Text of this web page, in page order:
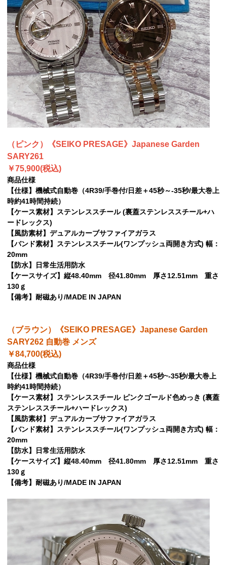
（ピンク）《SEIKO PRESAGE》Japanese Garden
SARY261
￥75,900(税込)
商品仕様
【仕様】機械式自動巻（4R39/手巻付/日差＋45秒～-35秒/最大巻上
時約41時間持続）
【ケース素材】ステンレススチール (裏蓋ステンレススチール+ハ
ードレックス)
【風防素材】デュアルカーブサファイアガラス
【バンド素材】ステンレススチール(ワンプッシュ両開き方式) 幅：
20mm
【防水】日常生活用防水
【ケースサイズ】縦48.40mm 径41.80mm 厚さ12.51mm 重さ
130ｇ
【備考】耐磁あり/MADE IN JAPAN
（ブラウン）《SEIKO PRESAGE》Japanese Garden
SARY262 自動巻 メンズ
￥84,700(税込)
商品仕様
【仕様】機械式自動巻（4R39/手巻付/日差＋45秒~-35秒/最大巻上
時約41時間持続）
【ケース素材】ステンレススチール ピンクゴールド色めっき (裏蓋
ステンレススチール+ハードレックス)
【風防素材】デュアルカーブサファイアガラス
【バンド素材】ステンレススチール(ワンプッシュ両開き方式) 幅：
20mm
【防水】日常生活用防水
【ケースサイズ】縦48.40mm 径41.80mm 厚さ12.51mm 重さ
130ｇ
【備考】耐磁あり/MADE IN JAPAN